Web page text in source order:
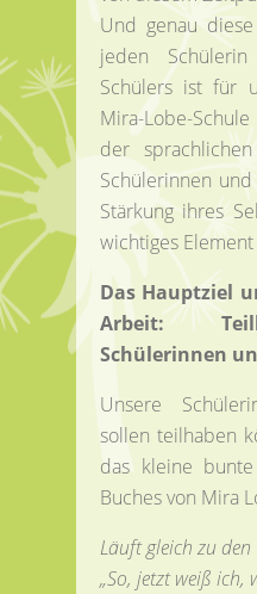
Und genau
jeden
Schülers ist für
Mira-Lobe-
der
Schülerinnen
Stärkung ihres
wichtiges
Das Hauptziel
Arbeit:
Schülerinnen
Unsere
sollen teilhaben
das kleine
Buches von Mira
Läuft gleich zu
„So, jetzt weiß ich,